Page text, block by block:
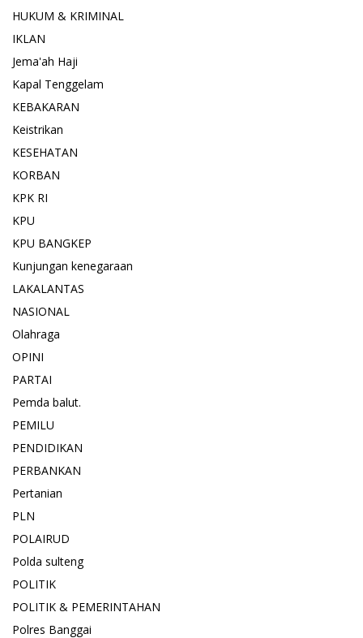
HUKUM & KRIMINAL
IKLAN
Jema'ah Haji
Kapal Tenggelam
KEBAKARAN
Keistrikan
KESEHATAN
KORBAN
KPK RI
KPU
KPU BANGKEP
Kunjungan kenegaraan
LAKALANTAS
NASIONAL
Olahraga
OPINI
PARTAI
Pemda balut.
PEMILU
PENDIDIKAN
PERBANKAN
Pertanian
PLN
POLAIRUD
Polda sulteng
POLITIK
POLITIK & PEMERINTAHAN
Polres Banggai